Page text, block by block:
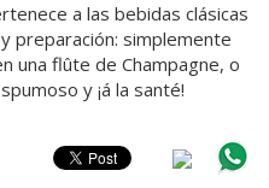
a las bebidas clásicas
preparación: simplemente
una flûte de Champagne, o
y ¡á la santé!